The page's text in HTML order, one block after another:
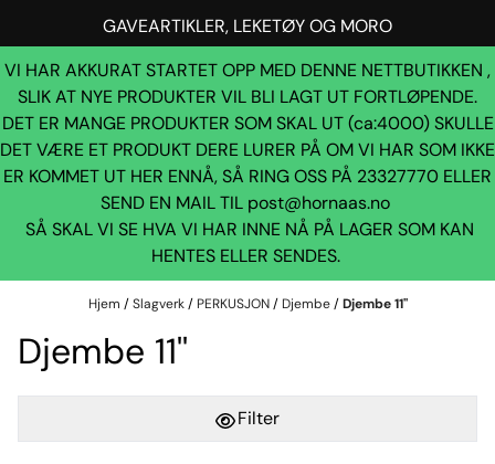
GAVEARTIKLER, LEKETØY OG MORO
VI HAR AKKURAT STARTET OPP MED DENNE NETTBUTIKKEN ,
SLIK AT NYE PRODUKTER VIL BLI LAGT UT FORTLØPENDE.
DET ER MANGE PRODUKTER SOM SKAL UT (ca:4000) SKULLE
DET VÆRE ET PRODUKT DERE LURER PÅ OM VI HAR SOM IKKE
ER KOMMET UT HER ENNÅ, SÅ RING OSS PÅ 23327770 ELLER
SEND EN MAIL TIL post@hornaas.no
SÅ SKAL VI SE HVA VI HAR INNE NÅ PÅ LAGER SOM KAN
HENTES ELLER SENDES.
Hjem /Slagverk/ PERKUSJON/ Djembe/Djembe 11''
Djembe 11''
Filter